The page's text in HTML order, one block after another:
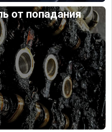
от попадания